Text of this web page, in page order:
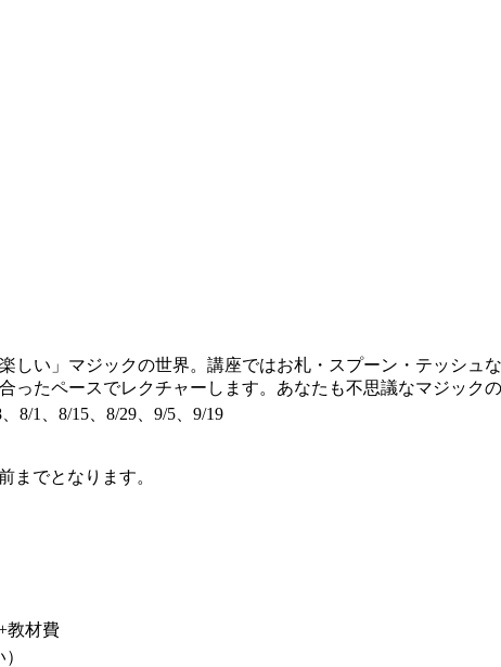
い」マジックの世界。講座ではお札・スプーン・テッシュ
たペースでレクチャーします。あなたも不思議なマジック
8/1、8/15、8/29、9/5、9/19
までとなります。
教材費